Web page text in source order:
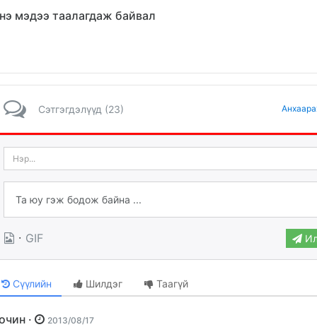
мэдээ таалагдаж байвал
Сэтгэгдэлүүд (23)
· GIF
Сүүлийн Шилдэг Таагүй
Зочин · 2013/08/17